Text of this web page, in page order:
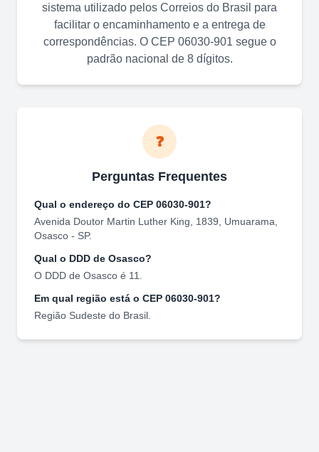
sistema utilizado pelos Correios do Brasil para
facilitar o encaminhamento e a entrega de
correspondências. O CEP 06030-901 segue o
padrão nacional de 8 dígitos.
❓
Perguntas Frequentes
Qual o endereço do CEP 06030-901?
Avenida Doutor Martin Luther King, 1839
Umuarama
Osasco - SP.
Qual o DDD de Osasco?
O DDD de Osasco é 11
Em qual região está o CEP 06030-901?
Região Sudeste do Brasil.